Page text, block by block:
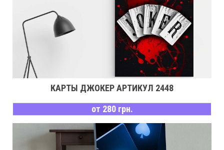
КАРТЫ ДЖОКЕР АРТИКУЛ 2448
от 280 грн.